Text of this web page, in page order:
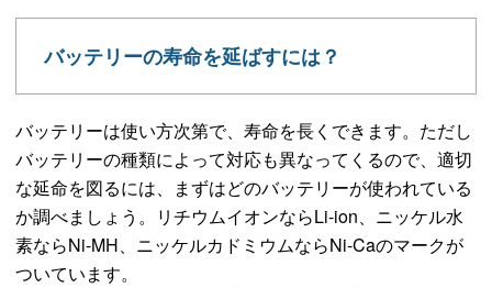
バッテリーの寿命を延ばすには？
バッテリーは使い方次第で、寿命を長くできます。ただし
バッテリーの種類によって対応も異なってくるので、適切
な延命を図るには、まずはどのバッテリーが使われている
か調べましょう。リチウムイオンならLi-ion、ニッケル水
素ならNi-MH、ニッケルカドミウムならNi-Caのマークが
ついています。